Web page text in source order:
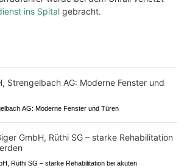
ins Spital gebracht.
AG: Moderne Fenster und Türen
Rüthi SG – starke Rehabilitation bei akuten